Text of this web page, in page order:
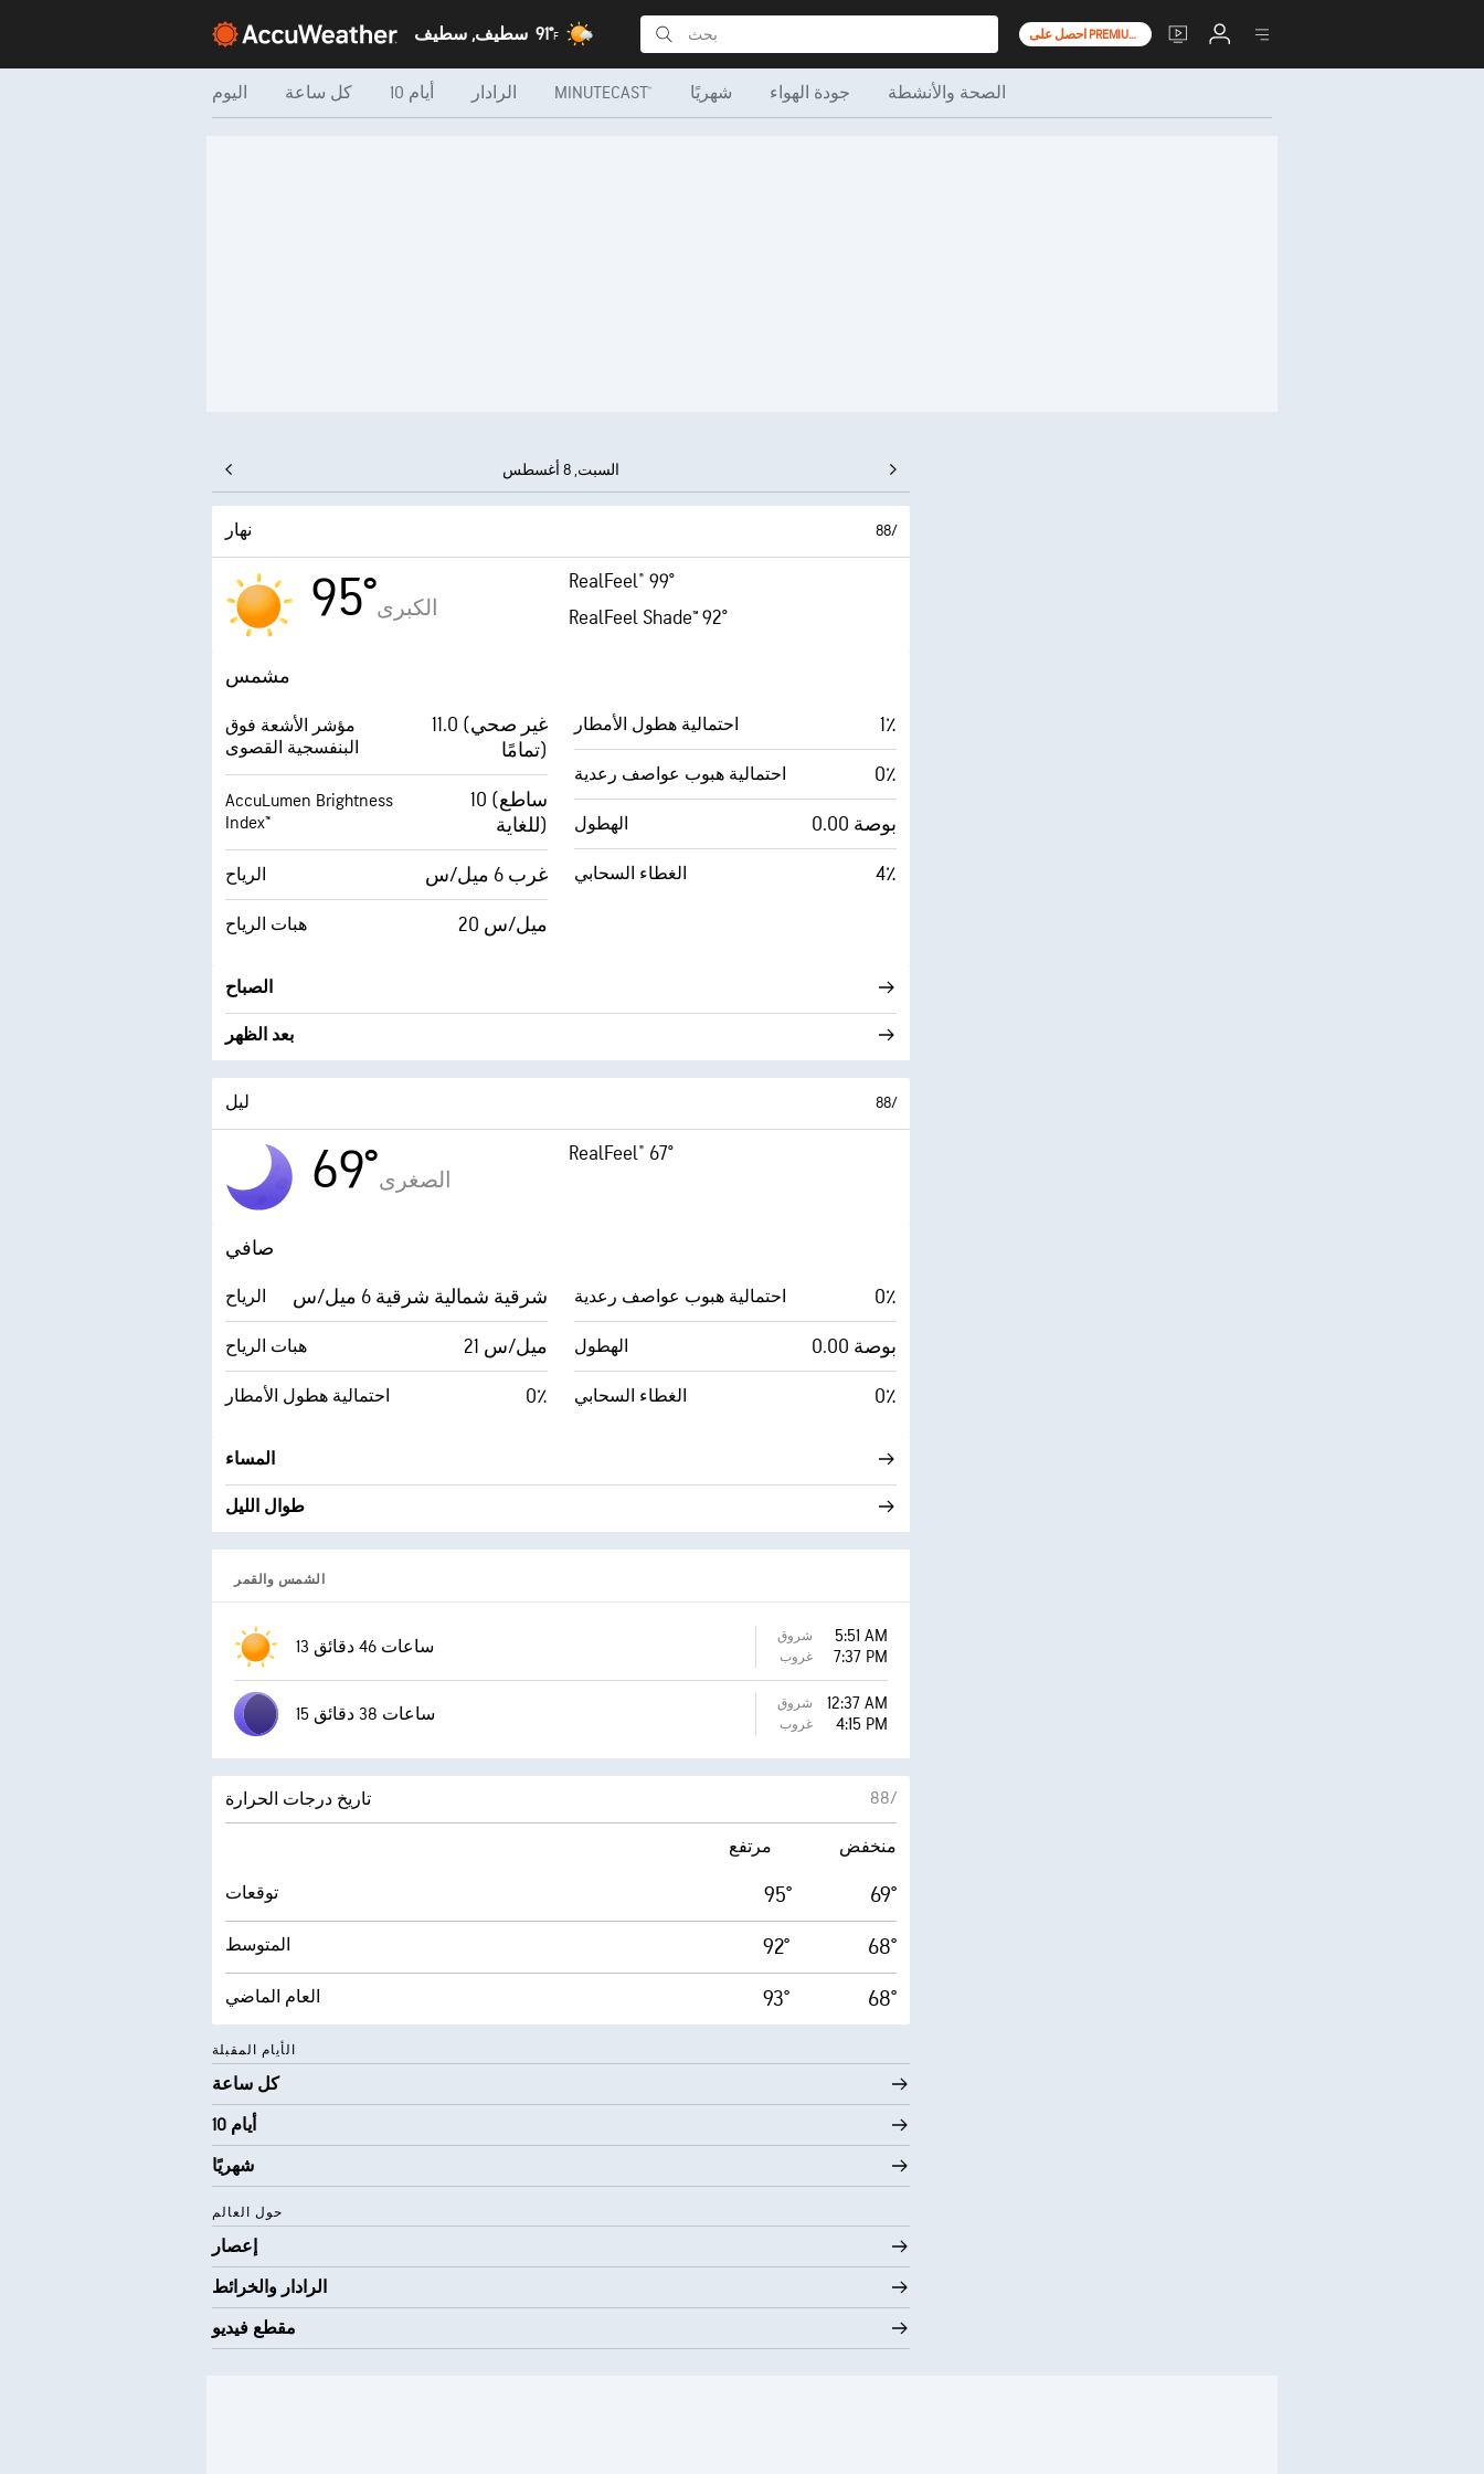
سطيف, سطيف 91°F احصل على PREMIUM+
اليوم كل ساعة 10 أيام الرادار MINUTECAST® شهريًا جودة الهواء الصحة والأنشطة
السبت, 8 أغسطس
نهار 8‏/‏8
95°الكبرى
RealFeel® 99°
RealFeel Shade™ 92°
مشمس
مؤشر الأشعة فوق
البنفسجية القصوى
11.0 (غير صحي
تمامًا)
AccuLumen Brightness
Index™
10 (ساطع
للغاية)
الرياح غرب 6 ميل/س
هبات الرياح 20 ميل/س
احتمالية هطول الأمطار 1٪
احتمالية هبوب عواصف رعدية 0٪
الهطول 0.00 بوصة
الغطاء السحابي 4٪
الصباح
بعد الظهر
ليل 8‏/‏8
69°الصغرى
RealFeel® 67°
صافي
الرياح شرقية شمالية شرقية 6 ميل/س
هبات الرياح 21 ميل/س
احتمالية هطول الأمطار 0٪
احتمالية هبوب عواصف رعدية 0٪
الهطول 0.00 بوصة
الغطاء السحابي 0٪
المساء
طوال الليل
الشمس والقمر
13 ساعات 46 دقائق
شروق 5:51 AM
غروب 7:37 PM
15 ساعات 38 دقائق
شروق 12:37 AM
غروب 4:15 PM
تاريخ درجات الحرارة 8‏/‏8
مرتفع منخفض
توقعات 95° 69°
المتوسط 92° 68°
العام الماضي 93° 68°
الأيام المقبلة
كل ساعة
10 أيام
شهريًا
حول العالم
إعصار
الرادار والخرائط
مقطع فيديو